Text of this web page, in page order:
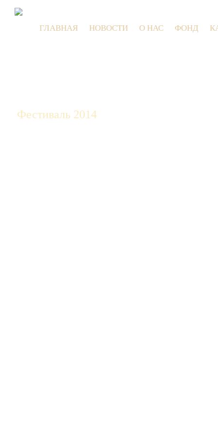
ГЛАВНАЯ НОВОСТИ О НАС ФОНД
Фестиваль 2014